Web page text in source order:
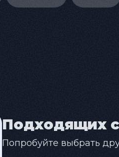
Подходящих
Попробуйте выбрать